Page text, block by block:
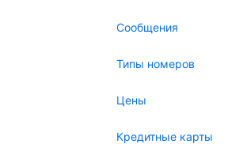
Сообщения
Типы номеров
Цены
Кредитные карты